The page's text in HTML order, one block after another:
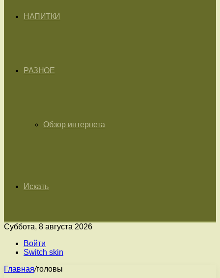
НАПИТКИ
РАЗНОЕ
Обзор интернета
Искать
Суббота, 8 августа 2026
Войти
Switch skin
Главная/головы